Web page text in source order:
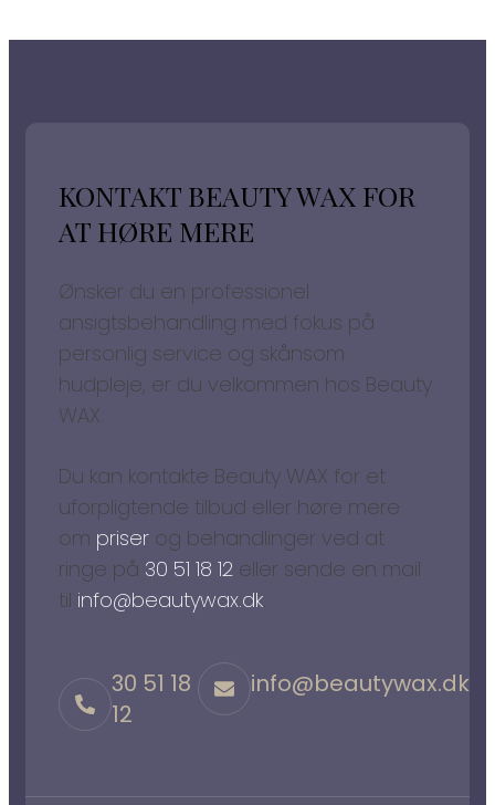
KONTAKT BEAUTY WAX FOR
AT HØRE MERE
Ønsker du en professionel
ansigtsbehandling med fokus på
personlig service og skånsom
hudpleje, er du velkommen hos Beauty
WAX.
Du kan kontakte Beauty WAX for et
uforpligtende tilbud eller høre mere
om priser og behandlinger ved at
ringe på 30 51 18 12 eller sende en mail
til info@beautywax.dk.
30 51 18
12
info@beautywax.dk